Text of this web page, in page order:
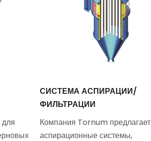
СИСТЕМА АСПИРАЦИИ/
ФИЛЬТРАЦИИ
Компания Tornum предлагает
аспирационные системы,